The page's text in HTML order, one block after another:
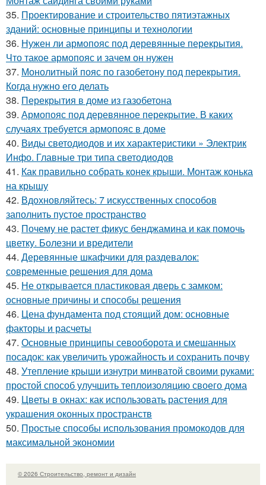
35. Проектирование и строительство пятиэтажных
зданий: основные принципы и технологии
36. Нужен ли армопояс под деревянные перекрытия.
Что такое армопояс и зачем он нужен
37. Монолитный пояс по газобетону под перекрытия.
Когда нужно его делать
38. Перекрытия в доме из газобетона
39. Армопояс под деревянное перекрытие. В каких
случаях требуется армопояс в доме
40. Виды светодиодов и их характеристики » Электрик
Инфо. Главные три типа светодиодов
41. Как правильно собрать конек крыши. Монтаж конька
на крышу
42. Вдохновляйтесь: 7 искусственных способов
заполнить пустое пространство
43. Почему не растет фикус бенджамина и как помочь
цветку. Болезни и вредители
44. Деревянные шкафчики для раздевалок:
современные решения для дома
45. Не открывается пластиковая дверь с замком:
основные причины и способы решения
46. Цена фундамента под стоящий дом: основные
факторы и расчеты
47. Основные принципы севооборота и смешанных
посадок: как увеличить урожайность и сохранить почву
48. Утепление крыши изнутри минватой своими руками:
простой способ улучшить теплоизоляцию своего дома
49. Цветы в окнах: как использовать растения для
украшения оконных пространств
50. Простые способы использования промокодов для
максимальной экономии
© 2026 Строительство, ремонт и дизайн